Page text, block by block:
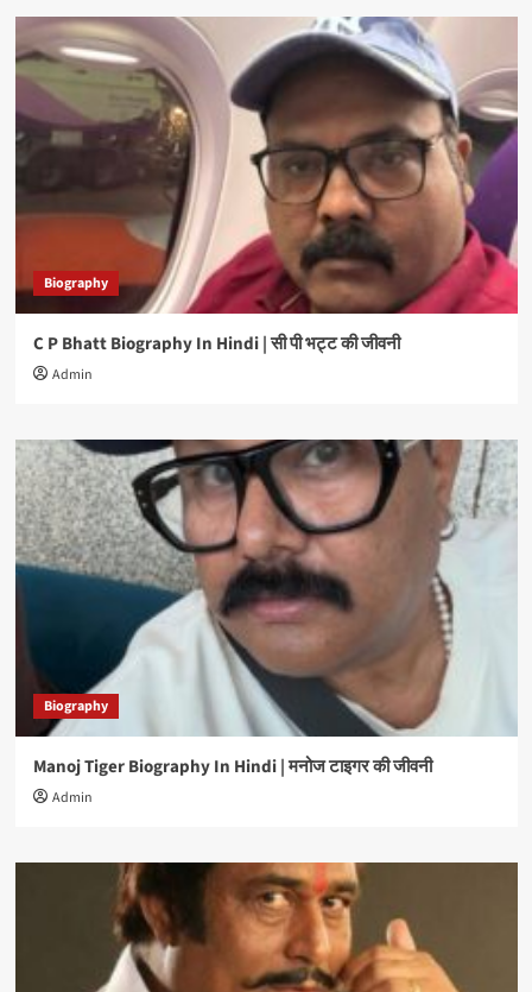
Biography
C P Bhatt Biography In Hindi | सी पी भट्ट की जीवनी
Admin
Biography
Manoj Tiger Biography In Hindi | मनोज टाइगर की जीवनी
Admin